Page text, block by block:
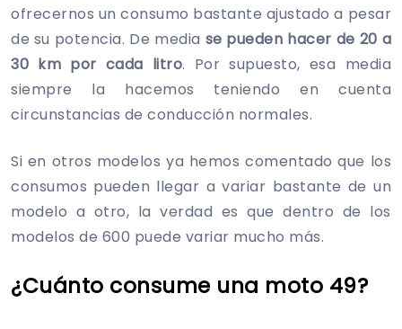
ofrecernos un consumo bastante ajustado a pesar
de su potencia. De media se pueden hacer de 20 a
30 km por cada litro. Por supuesto, esa media
siempre la hacemos teniendo en cuenta
circunstancias de conducción normales.
Si en otros modelos ya hemos comentado que los
consumos pueden llegar a variar bastante de un
modelo a otro, la verdad es que dentro de los
modelos de 600 puede variar mucho más.
¿Cuánto consume una moto 49?